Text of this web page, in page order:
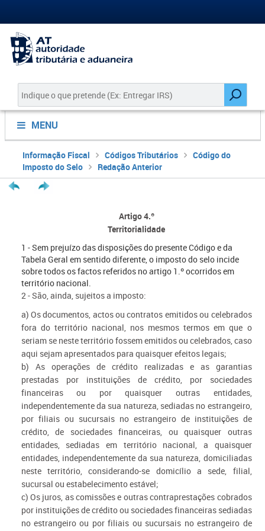
MENU
Informação Fiscal Códigos Tributários
Código do
Imposto do Selo
Redação Anterior
Artigo 4.º
Territorialidade
1 - Sem prejuízo das disposições do presente Código e da
Tabela Geral em sentido diferente, o imposto do selo incide
sobre todos os factos referidos no artigo 1.º ocorridos em
território nacional.
2 - São, ainda, sujeitos a imposto:
a) Os documentos, actos ou contratos emitidos ou celebrados
fora do território nacional, nos mesmos termos em que o
seriam se neste território fossem emitidos ou celebrados, caso
aqui sejam apresentados para quaisquer efeitos legais;
b) As operações de crédito realizadas e as garantias
prestadas por instituições de crédito, por sociedades
financeiras ou por quaisquer outras entidades,
independentemente da sua natureza, sediadas no estrangeiro,
por filiais ou sucursais no estrangeiro de instituições de
crédito, de sociedades financeiras, ou quaisquer outras
entidades, sediadas em território nacional, a quaisquer
entidades, independentemente da sua natureza, domiciliadas
neste território, considerando-se domicílio a sede, filial,
sucursal ou estabelecimento estável;
c) Os juros, as comissões e outras contraprestações cobrados
por instituições de crédito ou sociedades financeiras sediadas
no estrangeiro ou por filiais ou sucursais no estrangeiro de